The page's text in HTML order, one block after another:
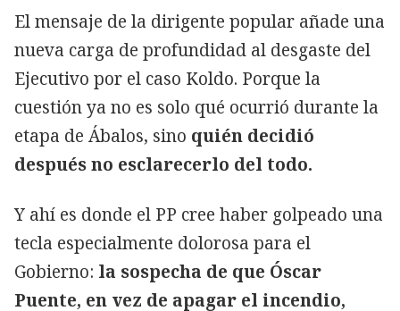
El mensaje de la dirigente popular añade una
nueva carga de profundidad al desgaste del
Ejecutivo por el caso Koldo. Porque la
cuestión ya no es solo qué ocurrió durante la
etapa de Ábalos, sino quién decidió
después no esclarecerlo del todo.
Y ahí es donde el PP cree haber golpeado una
tecla especialmente dolorosa para el
Gobierno: la sospecha de que Óscar
Puente, en vez de apagar el incendio,